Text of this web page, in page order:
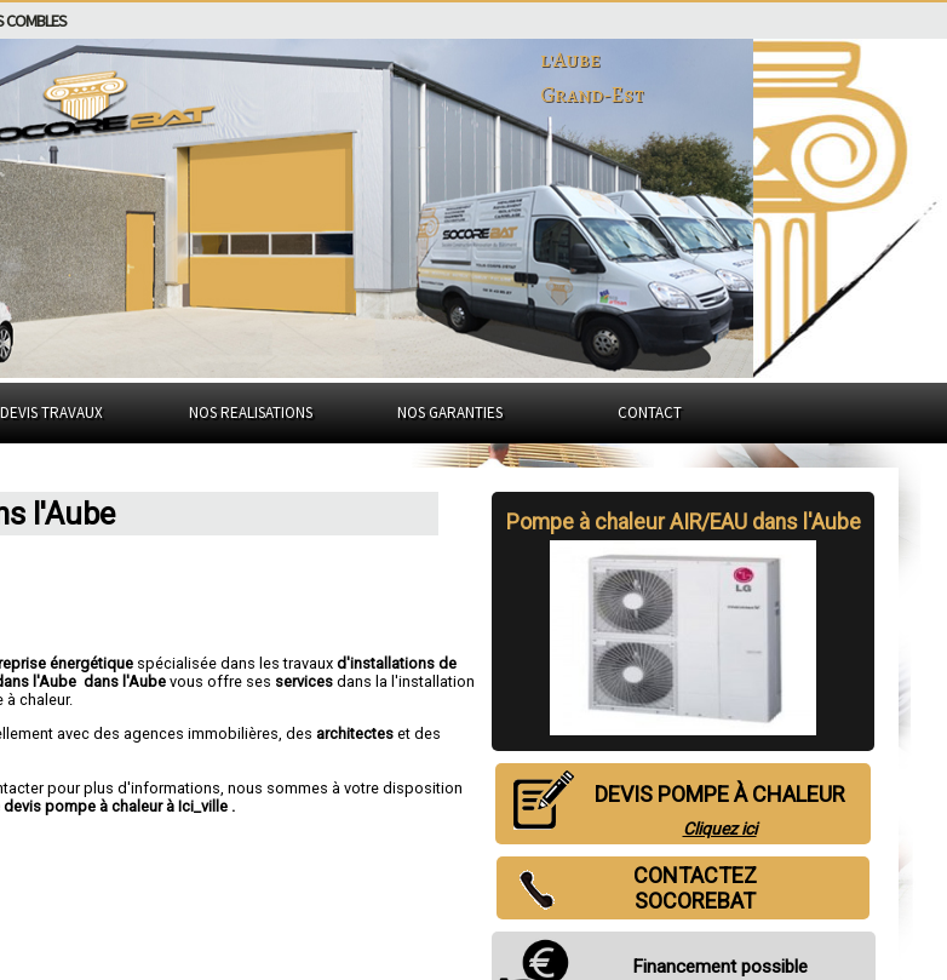
COMBLES
l'Aube
Grand-Est
DEVIS TRAVAUX NOS REALISATIONS NOS GARANTIES CONTACT
l'Aube
énergétique spécialisée dans les travauxd'installations de
l'Aube dans l'Aubevous offre ses services dans la l'installation
chaleur.
avec des agences immobilières, des architectes et des
pour plus d'informations, nous sommes à votre disposition
pompe à chaleur à Ici_ville .
Pompe à chaleur AIR/EAU dans l'Aube
DEVIS POMPE À CHALEUR
Cliquez ici
CONTACTEZ
SOCOREBAT
Financement possible